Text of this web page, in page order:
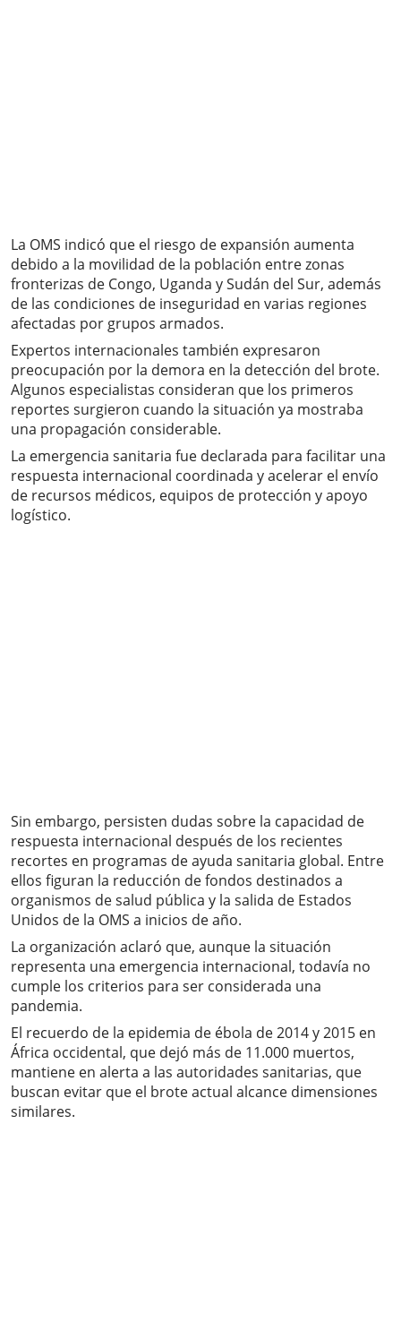
La OMS indicó que el riesgo de expansión aumenta
debido a la movilidad de la población entre zonas
fronterizas de Congo, Uganda y Sudán del Sur, además
de las condiciones de inseguridad en varias regiones
afectadas por grupos armados.
Expertos internacionales también expresaron
preocupación por la demora en la detección del brote.
Algunos especialistas consideran que los primeros
reportes surgieron cuando la situación ya mostraba
una propagación considerable.
La emergencia sanitaria fue declarada para facilitar una
respuesta internacional coordinada y acelerar el envío
de recursos médicos, equipos de protección y apoyo
logístico.
Sin embargo, persisten dudas sobre la capacidad de
respuesta internacional después de los recientes
recortes en programas de ayuda sanitaria global. Entre
ellos figuran la reducción de fondos destinados a
organismos de salud pública y la salida de Estados
Unidos de la OMS a inicios de año.
La organización aclaró que, aunque la situación
representa una emergencia internacional, todavía no
cumple los criterios para ser considerada una
pandemia.
El recuerdo de la epidemia de ébola de 2014 y 2015 en
África occidental, que dejó más de 11.000 muertos,
mantiene en alerta a las autoridades sanitarias, que
buscan evitar que el brote actual alcance dimensiones
similares.